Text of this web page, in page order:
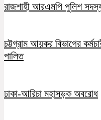
রাজশাহী আরএমপি পুলিশ
চট্টগ্রাম আয়কর বিভাগের
পালিত
ঢাকা-আরিচা মহাসড়ক অবরোধ